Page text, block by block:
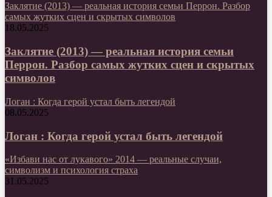
Заклятие (2013) — реальная история семьи Перрон. Разбор
самых жутких сцен и скрытых символов
18.05.2025
Заклятие (2013) — реальная история семьи
Перрон. Разбор самых жутких сцен и скрытых
символов
Логан : Когда герой устал быть легендой
08.05.2025
Логан : Когда герой устал быть легендой
«Избави нас от лукавого» 2014 — реальные случаи,
символизм и психология страха
31.05.2025